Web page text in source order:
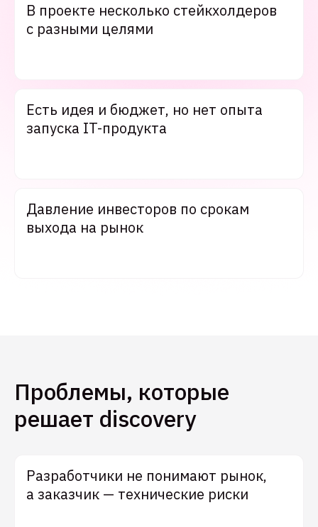
В проекте несколько стейкхолдеров
с разными целями
Есть идея и бюджет, но нет опыта
запуска IT-продукта
Давление инвесторов по срокам
выхода на рынок
Проблемы, которые
решает discovery
Разработчики не понимают рынок,
а заказчик — технические риски